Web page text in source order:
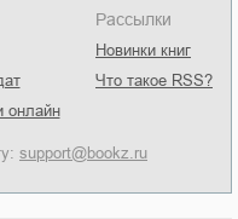
онлайн
Рассылки
Новинки книг
Что такое RSS?
support@bookz.ru